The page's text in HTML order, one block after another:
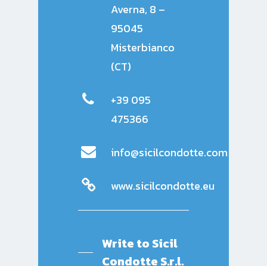
Averna, 8 –
95045
Misterbianco
(CT)
+39 095
475366
info@sicilcondotte.com
www.sicilcondotte.eu
Write to Sicil
Condotte S.r.l.